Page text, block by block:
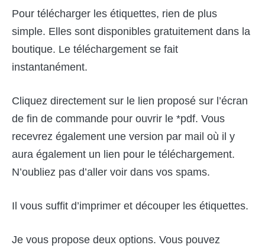
Pour télécharger les étiquettes, rien de plus
simple. Elles sont disponibles gratuitement dans la
boutique. Le téléchargement se fait
instantanément.
Cliquez directement sur le lien proposé sur l’écran
de fin de commande pour ouvrir le *pdf. Vous
recevrez également une version par mail où il y
aura également un lien pour le téléchargement.
N’oubliez pas d’aller voir dans vos spams.
Il vous suffit d’imprimer et découper les étiquettes.
Je vous propose deux options. Vous pouvez